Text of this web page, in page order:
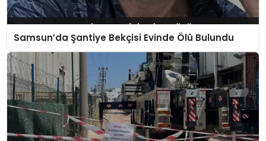
Samsun’da Şantiye Bekçisi Evinde Ölü Bulundu